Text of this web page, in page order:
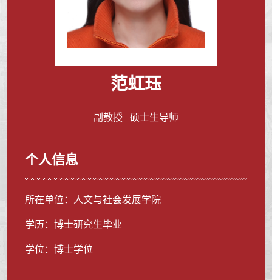
范虹珏
副教授 硕士生导师
个人信息
所在单位：人文与社会发展学院
学历：博士研究生毕业
学位：博士学位